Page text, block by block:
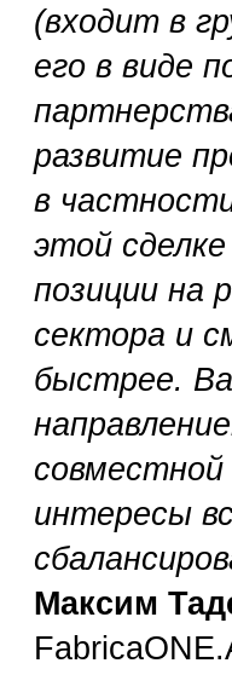
(входит в
его в виде
развитие
в
этой
позиции на
сектора и
быстрее.
интересы
Максим